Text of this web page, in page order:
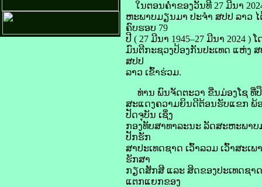
ໃນຕອນຄໍ່າຂອງວັນທີ 27 ມີນາ
ຫະພາບມຽນມາ ປະຈໍາ ສປປ ລາວ
ຄົບຮອບ 79
ປີ ( 27 ມີນາ 1945–27 ມີນາ
ມົນຕີກະຊວງປ້ອງກັນປະເທດ ແຫ່ງ
ສປປ
ລາວ ເຂົ້າຮ່ວມ.
ທ່ານ ພົນຈັດຕະວາ ຂີ່ນມ່ອງໂຊ ທີ່
ສະແດງຄວາມຍິນດີຕ້ອນຮັບແຂກ ພ້ອ
ປັດຈຸບັນ ເຊິ່ງ
ກອງທັບສາທາລະນະ ລັດສະຫະພາ
ປັກຮັກ
ສາປະເທດຊາດ ເວົ້າລວມ ເວົ້າສະ
ຮັກສາ
ກຽດສັກສີ ແລະ ສິດຂອງປະເທດຊາ
ແຕກແຍກຂອງ